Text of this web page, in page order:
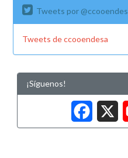
Tweets por
Tweets de ccooendesa
¡Síguenos!